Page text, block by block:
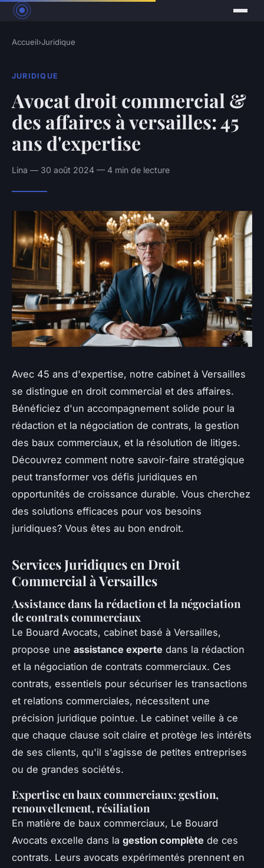
Accueil›Juridique
JURIDIQUE
Avocat droit commercial &
des affaires à versailles: 45
ans d'expertise
Lina — 30 août 2024 — 4 min de lecture
Avec 45 ans d'expertise, notre cabinet à Versailles
se distingue en droit commercial et des affaires.
Bénéficiez d'un accompagnement solide pour la
rédaction et la négociation de contrats, la gestion
des baux commerciaux, et la résolution de litiges.
Découvrez comment notre savoir-faire stratégique
peut transformer vos défis juridiques en
opportunités de croissance durable. Vous cherchez
des solutions efficaces pour vos besoins
juridiques? Vous êtes au bon endroit.
Services Juridiques en Droit
Commercial à Versailles
Assistance dans la rédaction et la négociation
de contrats commerciaux
Le Bouard Avocats, cabinet basé à Versailles,
propose une assistance experte dans la rédaction
et la négociation de contrats commerciaux. Ces
contrats, essentiels pour sécuriser les transactions
et relations commerciales, nécessitent une
précision juridique pointue. Le cabinet veille à ce
que chaque clause soit claire et protège les intérêts
de ses clients, qu'il s'agisse de petites entreprises
ou de grandes sociétés.
Expertise en baux commerciaux: gestion,
renouvellement, résiliation
En matière de baux commerciaux, Le Bouard
Avocats excelle dans la gestion complète de ces
contrats. Leurs avocats expérimentés prennent en